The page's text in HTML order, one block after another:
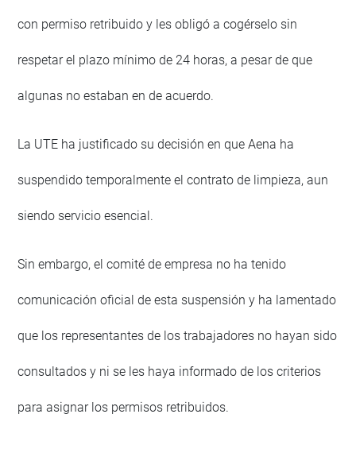
con permiso retribuido y les obligó a cogérselo sin
respetar el plazo mínimo de 24 horas, a pesar de que
algunas no estaban en de acuerdo.
La UTE ha justificado su decisión en que Aena ha
suspendido temporalmente el contrato de limpieza, aun
siendo servicio esencial.
Sin embargo, el comité de empresa no ha tenido
comunicación oficial de esta suspensión y ha lamentado
que los representantes de los trabajadores no hayan sido
consultados y ni se les haya informado de los criterios
para asignar los permisos retribuidos.